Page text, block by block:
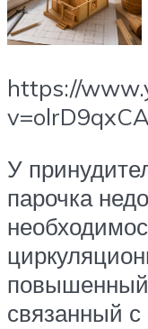
https://
У
парочка
связанный с